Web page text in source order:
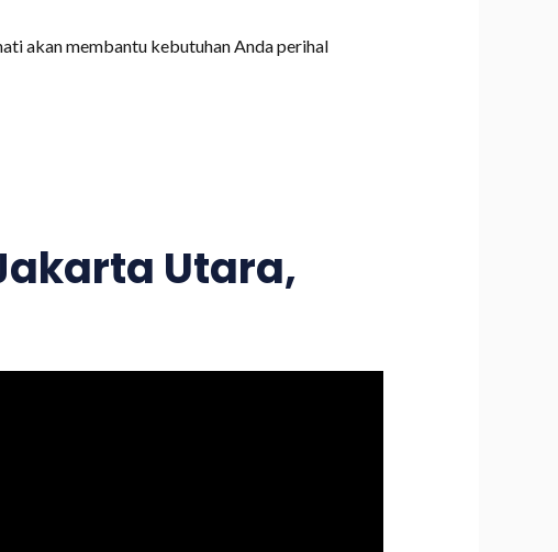
akan membantu kebutuhan Anda perihal
Jakarta Utara,